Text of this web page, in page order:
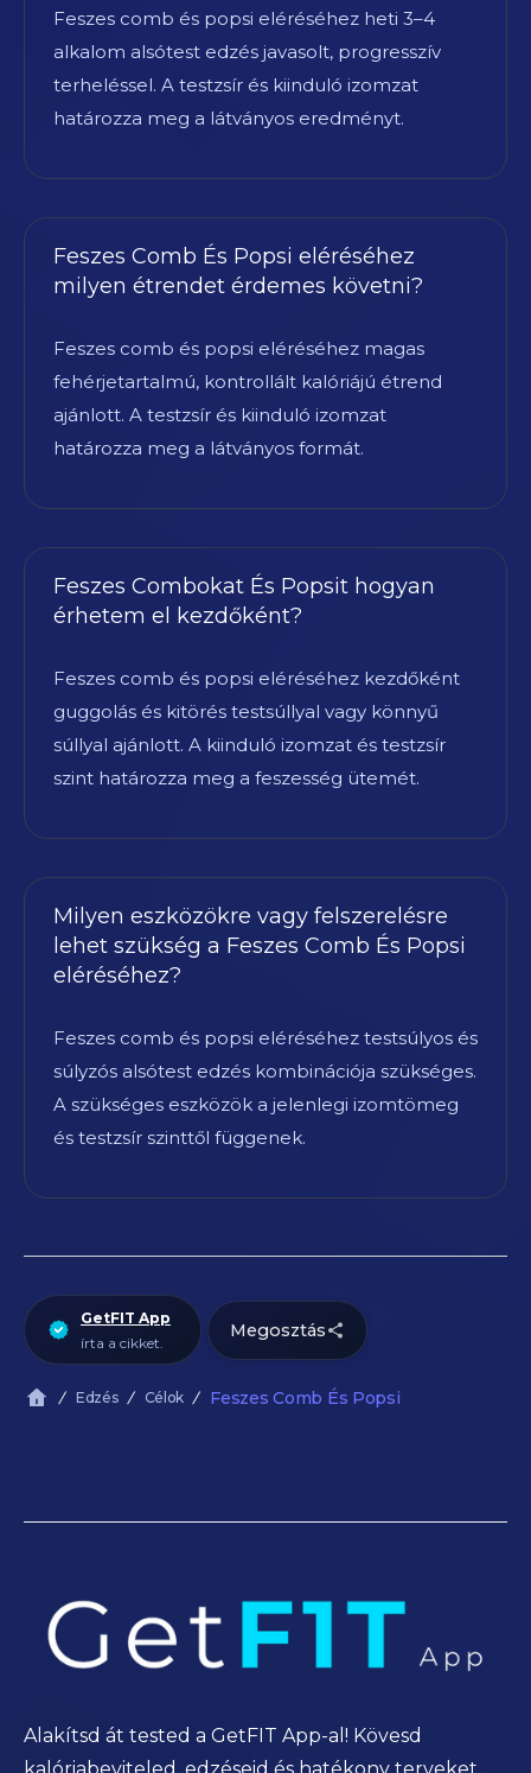
Alakítsd át tested a GetFIT App-al! Kövesd
kalóriabeviteled, edzéseid és hatékony terveket,
Feszes comb és popsi eléréséhez heti 3–4
alkalom alsótest edzés javasolt, progresszív
terheléssel. A testzsír és kiinduló izomzat
határozza meg a látványos eredményt.
Feszes Comb És Popsi eléréséhez
milyen étrendet érdemes követni?
Feszes comb és popsi eléréséhez magas
fehérjetartalmú, kontrollált kalóriájú étrend
ajánlott. A testzsír és kiinduló izomzat
határozza meg a látványos formát.
Feszes Combokat És Popsit hogyan
érhetem el kezdőként?
Feszes comb és popsi eléréséhez kezdőként
guggolás és kitörés testsúllyal vagy könnyű
súllyal ajánlott. A kiinduló izomzat és testzsír
szint határozza meg a feszesség ütemét.
Milyen eszközökre vagy felszerelésre
lehet szükség a Feszes Comb És Popsi
eléréséhez?
Feszes comb és popsi eléréséhez testsúlyos és
súlyzós alsótest edzés kombinációja szükséges.
A szükséges eszközök a jelenlegi izomtömeg
és testzsír szinttől függenek.
GetFIT App
írta a cikket.
Megosztás
Edzés Célok Feszes Comb És Popsi